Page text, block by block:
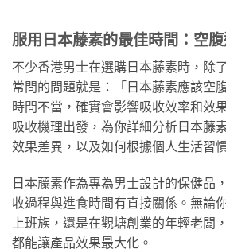
服用日本藤素的最佳時間：空
不少香港男士在選購日本藤素時，除
常問的問題就是：「日本藤素應該空
時間不當，確實會影響吸收效率和效
吸收機理出發，為你詳細分析日本藤
效果差異，以及如何根據個人生活習
日本藤素作為專為男士設計的保健品
收過程與進食時間有直接關係。無論
上班族，還是在觀塘創業的年輕老闆
都能讓產品效果最大化。